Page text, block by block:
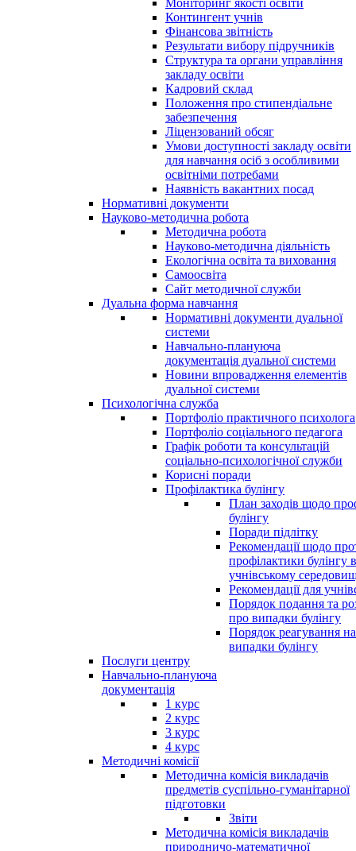
Моніторинг якості освіти
Контингент учнів
Фінансова звітність
Результати вибору підручників
Структура та органи управління
закладу освіти
Кадровий склад
Положення про стипендіальне
забезпечення
Ліцензований обсяг
Умови доступності закладу освіти
для навчання осіб з особливими
освітніми потребами
Наявність вакантних посад
Нормативні документи
Науково-методична робота
Методична робота
Науково-методична діяльність
Екологічна освіта та виховання
Самоосвіта
Сайт методичної служби
Дуальна форма навчання
Нормативні документи дуальної
системи
Навчально-плануюча
документація дуальної системи
Новини впровадження елементів
дуальної системи
Психологічна служба
Портфоліо практичного психолога
Портфоліо соціального педагога
Графік роботи та консультацій
соціально-психологічної служби
Корисні поради
Профілактика булінгу
План заходів щодо
булінгу
Поради підлітку
Рекомендації щодо
профілактики булінгу в
учнівському
Рекомендації для
Порядок подання та
про випадки булінгу
Порядок реагування
випадки булінгу
Послуги центру
Навчально-плануюча
документація
1 курс
2 курс
3 курс
4 курс
Методичні комісії
Методична комісія викладачів
предметів суспільно-гуманітарної
підготовки
Звіти
Методична комісія викладачів
природничо-математичної